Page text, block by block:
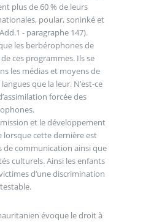
plus de 60 % de leurs
poular, soninké et
- paragraphe 147).
les berbérophones de
ces programmes. Ils se
les médias et moyens de
que la leur. N’est-ce
forcée des
et le développement
lorsque cette dernière est
de communication ainsi que
culturels. Ainsi les enfants
d’une discrimination
évoque le droit à